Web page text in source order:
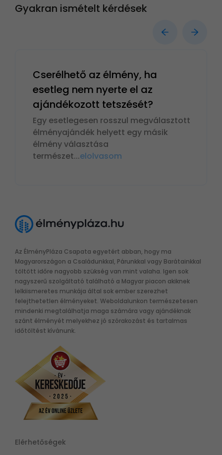
Gyakran ismételt kérdések
Cserélhető az élmény, ha
esetleg nem nyerte el az
ajándékozott tetszését?
Egy esetlegesen rosszul megválasztott
élményajándék helyett egy másik
élmény választása
természet...elolvasom
Az ÉlményPláza Csapata egyetért abban, hogy ma
Magyarországon a Családunkkal, Párunkkal vagy Barátainkkal
töltött időre nagyobb szükség van mint valaha. Igen sok
nagyszerű szolgáltató található a Magyar piacon akiknek
lelkiismeretes munkája által sok ember szerezhet
felejthetetlen élményeket. Weboldalunkon természetesen
mindenki megtalálhatja maga számára vagy ajándéknak
szánt élményét melyekhez jó szórakozást és tartalmas
időtöltést kívánunk.
Elérhetőségek